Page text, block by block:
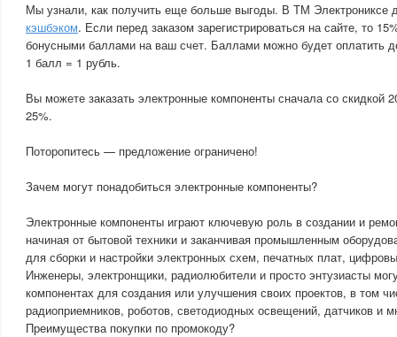
Мы узнали, как получить еще больше выгоды. В ТМ Электрониксе
кэшбэком. Если перед заказом зарегистрироваться на сайте, то
бонусными баллами на ваш счет. Баллами можно будет оплатить
1 балл = 1 рубль.
Вы можете заказать электронные компоненты сначала со скидкой
25%.
Поторопитесь — предложение ограничено!
Зачем могут понадобиться электронные компоненты?
Электронные компоненты играют ключевую роль в создании и
начиная от бытовой техники и заканчивая промышленным
для сборки и настройки электронных схем, печатных плат,
Инженеры, электронщики, радиолюбители и просто энтузиасты
компонентах для создания или улучшения своих проектов, в том
радиоприемников, роботов, светодиодных освещений, датчиков и
Преимущества покупки по промокоду?